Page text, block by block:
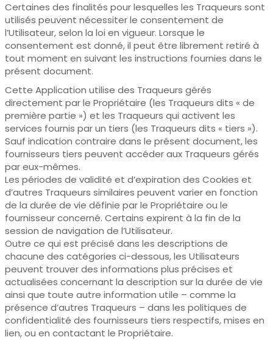
Certaines des finalités pour lesquelles les Traqueurs sont
utilisés peuvent nécessiter le consentement de
l’Utilisateur, selon la loi en vigueur. Lorsque le
consentement est donné, il peut être librement retiré à
tout moment en suivant les instructions fournies dans le
présent document.
Cette Application utilise des Traqueurs gérés
directement par le Propriétaire (les Traqueurs dits « de
première partie ») et les Traqueurs qui activent les
services fournis par un tiers (les Traqueurs dits « tiers »).
Sauf indication contraire dans le présent document, les
fournisseurs tiers peuvent accéder aux Traqueurs gérés
par eux-mêmes.
Les périodes de validité et d’expiration des Cookies et
d’autres Traqueurs similaires peuvent varier en fonction
de la durée de vie définie par le Propriétaire ou le
fournisseur concerné. Certains expirent à la fin de la
session de navigation de l’Utilisateur.
Outre ce qui est précisé dans les descriptions de
chacune des catégories ci-dessous, les Utilisateurs
peuvent trouver des informations plus précises et
actualisées concernant la description sur la durée de vie
ainsi que toute autre information utile – comme la
présence d’autres Traqueurs – dans les politiques de
confidentialité des fournisseurs tiers respectifs, mises en
lien, ou en contactant le Propriétaire.